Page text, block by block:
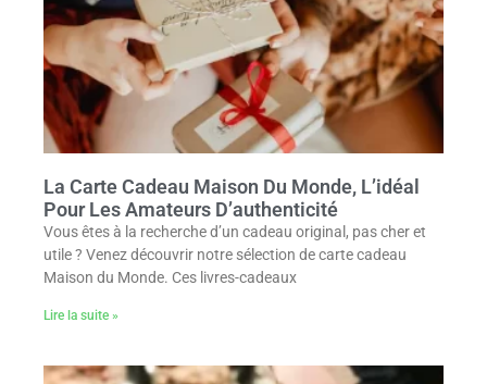
La Carte Cadeau Maison Du Monde, L’idéal
Pour Les Amateurs D’authenticité
Vous êtes à la recherche d’un cadeau original, pas cher et
utile ? Venez découvrir notre sélection de carte cadeau
Maison du Monde. Ces livres-cadeaux
Lire la suite »